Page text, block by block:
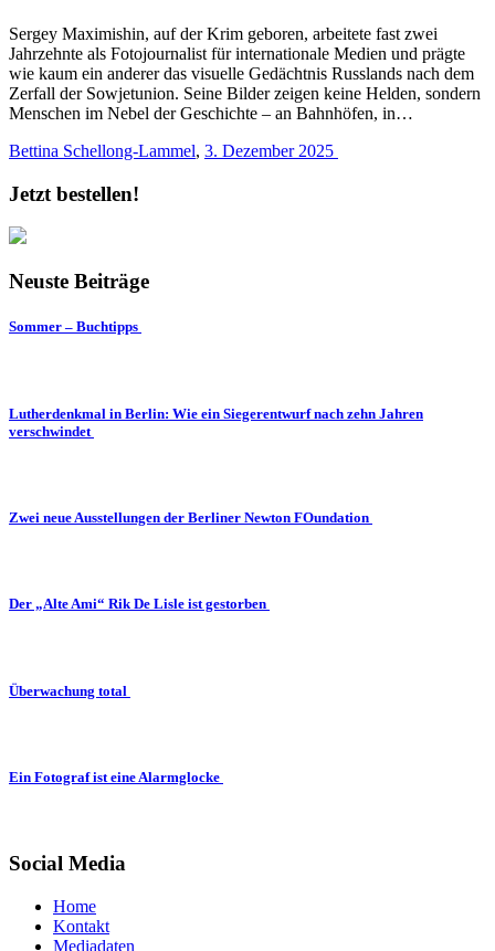
Sergey Maximishin, auf der Krim geboren, arbeitete fast zwei
Jahrzehnte als Fotojournalist für internationale Medien und prägte
wie kaum ein anderer das visuelle Gedächtnis Russlands nach dem
Zerfall der Sowjetunion. Seine Bilder zeigen keine Helden, sondern
Menschen im Nebel der Geschichte – an Bahnhöfen, in…
Bettina Schellong-Lammel, 3. Dezember 2025
Jetzt bestellen!
Neuste Beiträge
Sommer – Buchtipps
Lutherdenkmal in Berlin: Wie ein Siegerentwurf nach zehn Jahren
verschwindet
Zwei neue Ausstellungen der Berliner Newton FOundation
Der „Alte Ami“ Rik De Lisle ist gestorben
Überwachung total
Ein Fotograf ist eine Alarmglocke
Social Media
Home
Kontakt
Mediadaten